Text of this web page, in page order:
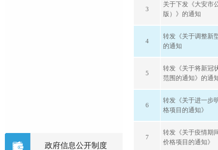
3
关于下发《大安市
版）》的通知
4
转发《关于调整新
的通知
5
转发《关于将新冠
范围的通知》的通
6
转发《关于进一步
格项目的通知》
7
转发《关于疫情期
价格项目的通知》
政府信息公开制度